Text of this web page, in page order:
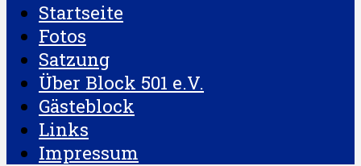
Startseite
Fotos
Satzung
Über Block 501 e.V.
Gästeblock
Links
Impressum